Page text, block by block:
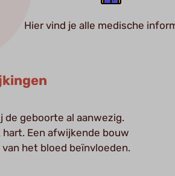
Hier vind je alle medische
geboorte al aanwezig.
Een afwijkende bouw
het bloed beïnvloeden.